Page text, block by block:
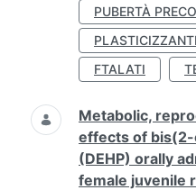
PUBERTÀ
PLASTICIZZANTI
FTALATI
Metabolic,
effects of
(DEHP) orally
female juvenile